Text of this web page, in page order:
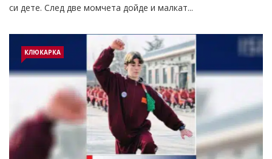
си дете. След две момчета дойде и малкат...
КЛЮКАРКА